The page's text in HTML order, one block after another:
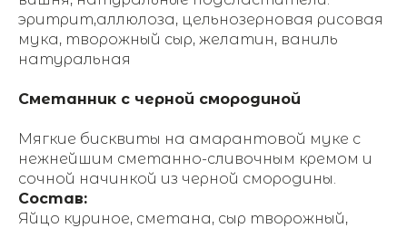
эритрит,аллюлоза, цельнозерновая рисовая
мука, творожный сыр, желатин, ваниль
натуральная
Сметанник с черной смородиной
Мягкие бисквиты на амарантовой муке с
нежнейшим сметанно-сливочным кремом и
сочной начинкой из черной смородины.
Состав:
Яйцо куриное, сметана, сыр творожный,